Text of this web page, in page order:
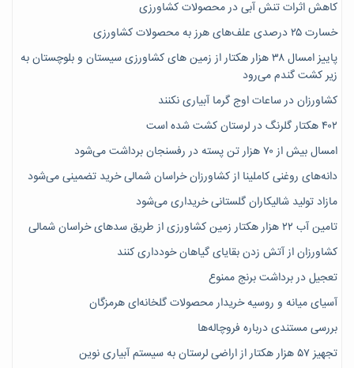
کاهش اثرات تنش آبی در محصولات کشاورزی
خسارت ۲۵ درصدی علف‌های هرز به محصولات کشاورزی
پاییز امسال ۳۸ هزار هکتار از زمین های کشاورزی سیستان و بلوچستان به
زیر کشت گندم می‌رود
کشاورزان در ساعات اوج گرما آبیاری نکنند
۴۰۲ هکتار گلرنگ در لرستان کشت شده است
امسال بیش از ۷۰ هزار تن پسته در رفسنجان برداشت می‌شود
دانه‌های روغنی کاملینا از کشاورزان خراسان شمالی خرید تضمینی می‌شود
مازاد تولید شالیکاران گلستانی خریداری می‌شود
تامین آب ۲۲ هزار هکتار زمین کشاورزی از طریق سدهای خراسان شمالی
کشاورزان از آتش زدن بقایای گیاهان خودداری کنند
تعجیل در برداشت برنج ممنوع
آسیای میانه و روسیه خریدار محصولات گلخانه‌ای هرمزگان
بررسی مستندی درباره فروچاله‌ها
تجهیز ۵۷ هزار هکتار از اراضی لرستان به سیستم آبیاری نوین